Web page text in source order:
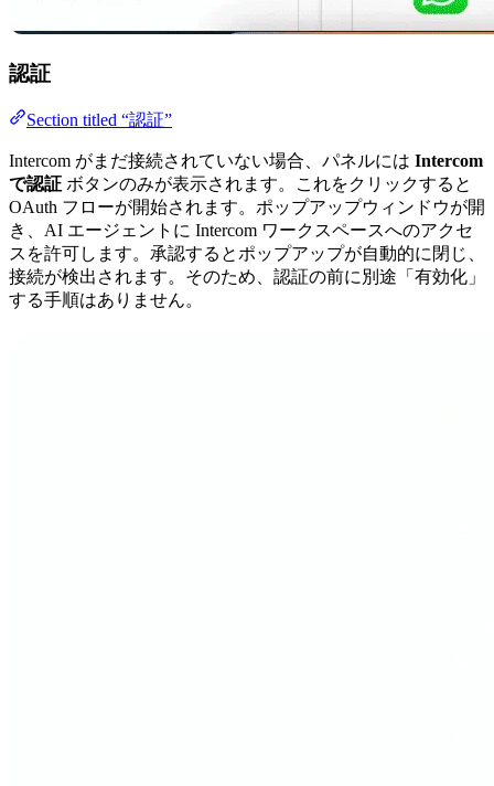
認証
Section titled “認証”
Intercom がまだ接続されていない場合、パネルには Intercom
で認証 ボタンのみが表示されます。これをクリックすると
OAuth フローが開始されます。ポップアップウィンドウが開
き、AI エージェントに Intercom ワークスペースへのアクセ
スを許可します。承認するとポップアップが自動的に閉じ、
接続が検出されます。そのため、認証の前に別途「有効化」
する手順はありません。